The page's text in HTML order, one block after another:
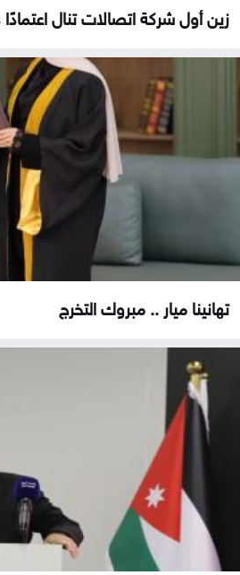
زين أول شركة اتصالات تنال اعتمادًا
تهانينا ميار .. مبروك التخرج